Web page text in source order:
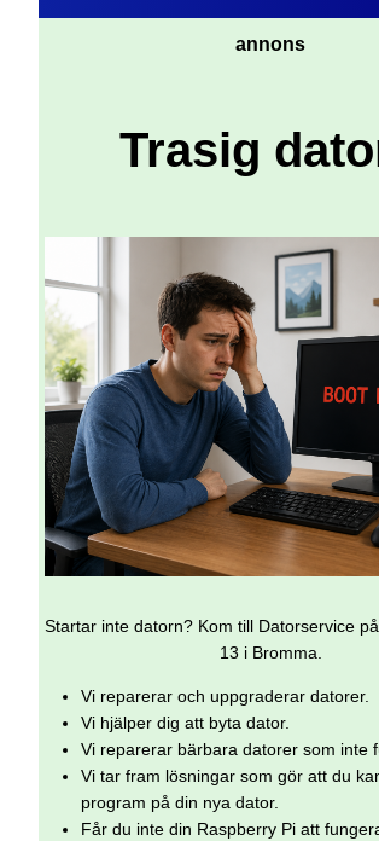
annons
Trasig
Startar inte datorn? Kom till Datorservice
13 i Bromma.
Vi reparerar och uppgraderar datorer.
Vi hjälper dig att byta dator.
Vi reparerar bärbara datorer som inte
Vi tar fram lösningar som gör att du
program på din nya dator.
Får du inte din Raspberry Pi att